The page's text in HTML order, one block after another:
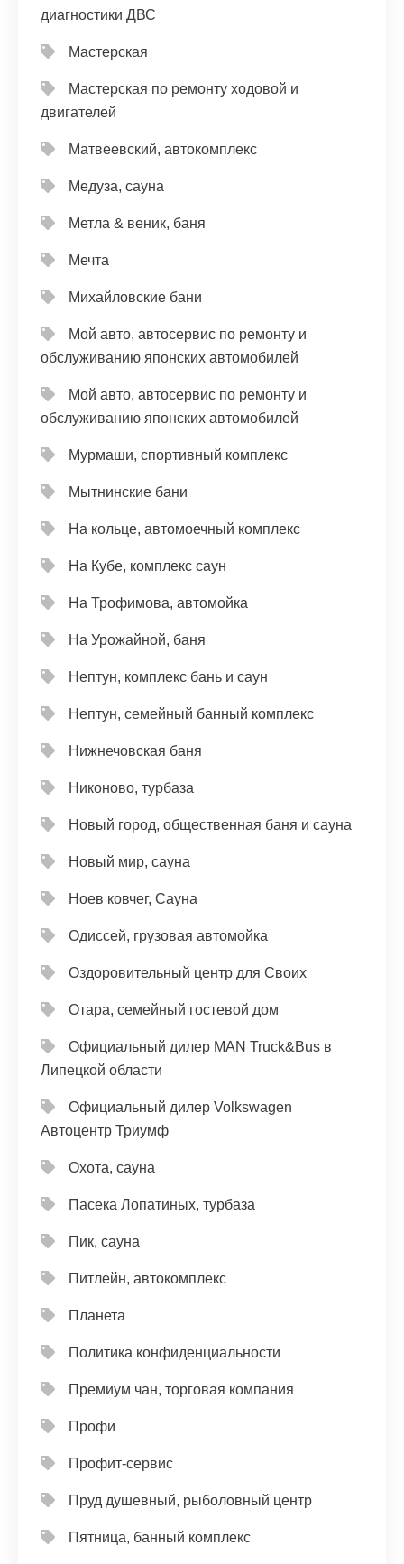
диагностики ДВС
Мастерская
Мастерская по ремонту ходовой и
двигателей
Матвеевский, автокомплекс
Медуза, сауна
Метла & веник, баня
Мечта
Михайловские бани
Мой авто, автосервис по ремонту и
обслуживанию японских автомобилей
Мой авто, автосервис по ремонту и
обслуживанию японских автомобилей
Мурмаши, спортивный комплекс
Мытнинские бани
На кольце, автомоечный комплекс
На Кубе, комплекс саун
На Трофимова, автомойка
На Урожайной, баня
Нептун, комплекс бань и саун
Нептун, семейный банный комплекс
Нижнечовская баня
Никоново, турбаза
Новый город, общественная баня и сауна
Новый мир, сауна
Ноев ковчег, Сауна
Одиссей, грузовая автомойка
Оздоровительный центр для Своих
Отара, семейный гостевой дом
Официальный дилер MAN Truck&Bus в
Липецкой области
Официальный дилер Volkswagen
Автоцентр Триумф
Охота, сауна
Пасека Лопатиных, турбаза
Пик, сауна
Питлейн, автокомплекс
Планета
Политика конфиденциальности
Премиум чан, торговая компания
Профи
Профит-сервис
Пруд душевный, рыболовный центр
Пятница, банный комплекс